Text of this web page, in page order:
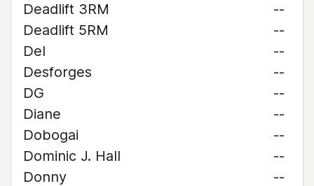
Deadlift 3RM
--
Deadlift 5RM
--
Del
--
Desforges
--
DG
--
Diane
--
Dobogai
--
Dominic J. Hall
--
Donny
--